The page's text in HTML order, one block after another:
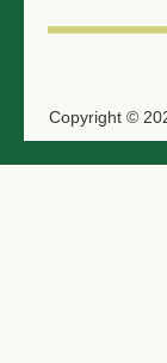
Copyright ©